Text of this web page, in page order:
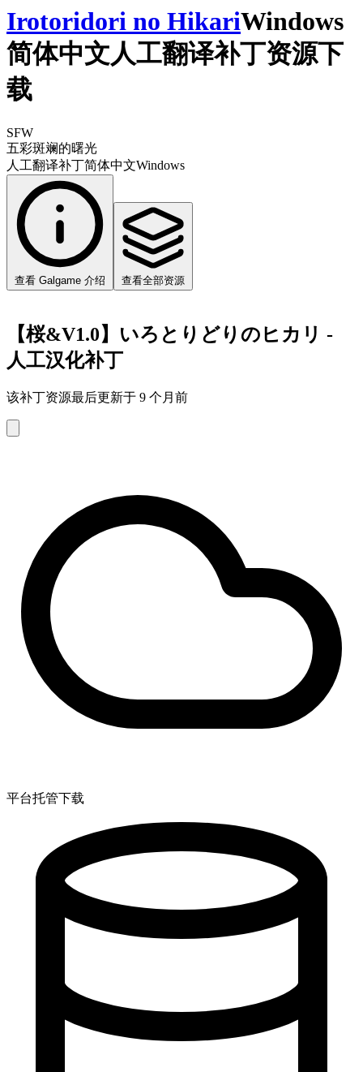
Irotoridori no HikariWindows
简体中文人工翻译补丁资源下
载
SFW
五彩斑斓的曙光
人工翻译补丁简体中文Windows
查看 Galgame 介绍 查看全部资源
【桜&V1.0】いろとりどりのヒカリ -
人工汉化补丁
该补丁资源最后更新于 9 个月前
平台托管下载